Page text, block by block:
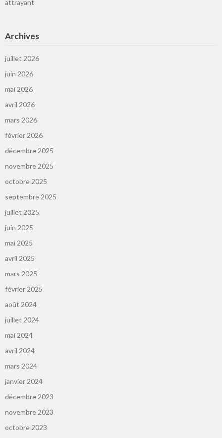
attrayant
Archives
juillet 2026
juin 2026
mai 2026
avril 2026
mars 2026
février 2026
décembre 2025
novembre 2025
octobre 2025
septembre 2025
juillet 2025
juin 2025
mai 2025
avril 2025
mars 2025
février 2025
août 2024
juillet 2024
mai 2024
avril 2024
mars 2024
janvier 2024
décembre 2023
novembre 2023
octobre 2023